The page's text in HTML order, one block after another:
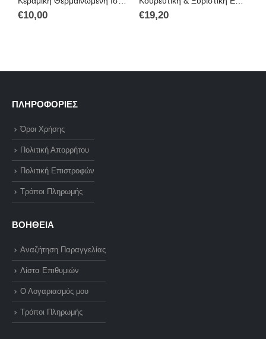
€10,00 €19,20
ΠΛΗΡΟΦΟΡΙΕΣ
Όροι Χρήσης
Πολιτική Απορρήτου
Πολιτική Επιστροφών
Τρόποι Πληρωμής
ΒΟΗΘΕΙΑ
Αναζήτηση Παραγγελίας
Λίστα Επιθυμιών
Ο Λογαριασμός μου
Τρόποι Πληρωμής